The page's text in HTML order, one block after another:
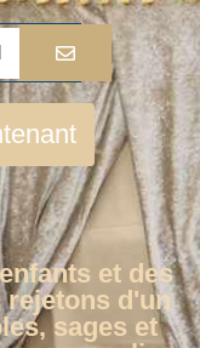
et des
rejetons d'un
sages et